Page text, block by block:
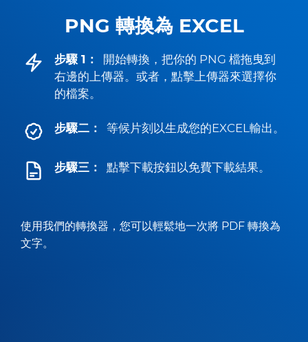
PNG 轉換為 EXCEL
步驟 1：
開始轉換，把你的 PNG 檔拖曳到
右邊的上傳器。或者，點擊上傳器來選擇你
的檔案。
步驟二： 等候片刻以生成您的EXCEL輸出。
步驟三： 點擊下載按鈕以免費下載結果。
使用我們的轉換器，您可以輕鬆地一次將 PDF 轉換為
文字。